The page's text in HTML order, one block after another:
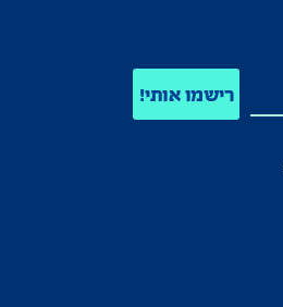
רישמו אותי!